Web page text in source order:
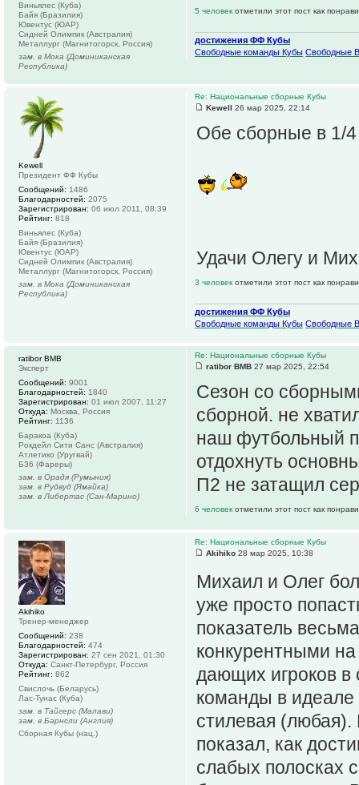
5 человек отметили этот пост как
достижения ФФ Кубы
Свободные команды Кубы Свободные
Виньялес (Куба)
Байя (Бразилия)
Ювентус (ЮАР)
Сидней Олимпик (Австралия)
Металлург (Магнитогорск, Россия)
зам. в Мока (Доминиканская
Республика)
Re: Национальные сборные Кубы
Kewell 26 мар 2025, 22:14
Обе сборные в 1/
Удачи Олегу и
3 человек отметили этот пост как
достижения ФФ Кубы
Свободные команды Кубы Свободные
Kewell
Президент ФФ Кубы
Сообщений: 1486
Благодарностей: 2075
Зарегистрирован: 06 июл 2011, 08:39
Рейтинг: 818
Виньялес (Куба)
Байя (Бразилия)
Ювентус (ЮАР)
Сидней Олимпик (Австралия)
Металлург (Магнитогорск, Россия)
зам. в Мока (Доминиканская
Республика)
Re: Национальные сборные Кубы
ratibor BMB 27 мар 2025, 22:54
Сезон со
сборной. не
наш футбольный
отдохнуть
П2 не затащил
6 человек отметили этот пост как
ratibor BMB
Эксперт
Сообщений: 9001
Благодарностей: 1840
Зарегистрирован: 01 июл 2007, 11:27
Откуда: Москва, Россия
Рейтинг: 1136
Баракоа (Куба)
Рокдейл Сити Санс (Австралия)
Атлетико (Уругвай)
Б36 (Фареры)
зам. в Орадя (Румыния)
зам. в Рудвуд (Ямайка)
зам. в Либертас (Сан-Марино)
Re: Национальные сборные Кубы
Akihiko 28 мар 2025, 10:38
Михаил и Олег
уже просто
показатель
конкурентными
дающих игроков в
команды в идеале
стилевая
показал, как
слабых полосках
Akihiko
Тренер-менеджер
Сообщений: 238
Благодарностей: 474
Зарегистрирован: 27 сен 2021, 01:30
Откуда: Санкт-Петербург, Россия
Рейтинг: 862
Свислочь (Беларусь)
Лас-Тунас (Куба)
зам. в Тайгерс (Малави)
зам. в Барнсли (Англия)
Сборная Кубы (нац.)